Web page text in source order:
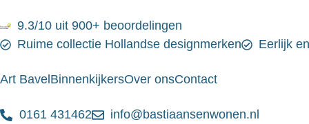
9.3/10 uit 900+ beoordelingen
Ruime collectie Hollandse designmerken
Eerlijk
Art Bavel BinnenkijkersOver onsContact
0161 431462 info@bastiaansenwonen.nl